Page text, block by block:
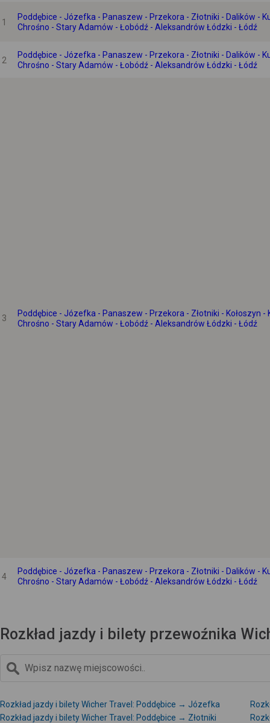
1
Poddębice - Józefka - Panaszew - Przekora - Złotniki - Dalików -
Chrośno - Stary Adamów - Łobódź - Aleksandrów Łódzki - Łódź
2
Poddębice - Józefka - Panaszew - Przekora - Złotniki - Dalików -
Chrośno - Stary Adamów - Łobódź - Aleksandrów Łódzki - Łódź
3
Poddębice - Józefka - Panaszew - Przekora - Złotniki - Kołoszyn
Chrośno - Stary Adamów - Łobódź - Aleksandrów Łódzki - Łódź
4
Poddębice - Józefka - Panaszew - Przekora - Złotniki - Dalików -
Chrośno - Stary Adamów - Łobódź - Aleksandrów Łódzki - Łódź
Rozkład jazdy i bilety przewoźnika
Rozkład jazdy i bilety Wicher Travel: Poddębice → Józefka
Rozkład jazdy i bilety Wicher Travel: Poddębice → Złotniki